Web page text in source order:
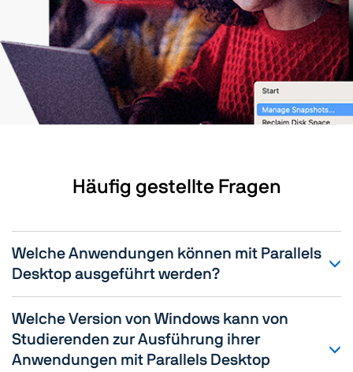
Häufig gestellte Fragen
Welche Anwendungen können mit Parallels
Desktop ausgeführt werden?
Welche Version von Windows kann von
Studierenden zur Ausführung ihrer
Anwendungen mit Parallels Desktop